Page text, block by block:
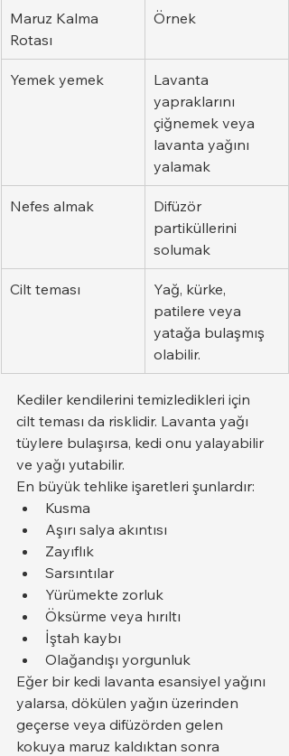
Maruz Kalma
Rotası
Örnek
Yemek yemek
Lavanta
yapraklarını
çiğnemek veya
lavanta yağını
yalamak
Nefes almak
Difüzör
partiküllerini
solumak
Cilt teması
Yağ, kürke,
patilere veya
yatağa bulaşmış
olabilir.
Kediler kendilerini temizledikleri için
cilt teması da risklidir. Lavanta yağı
tüylere bulaşırsa, kedi onu yalayabilir
ve yağı yutabilir.
En büyük tehlike işaretleri şunlardır:
Kusma
Aşırı salya akıntısı
Zayıflık
Sarsıntılar
Yürümekte zorluk
Öksürme veya hırıltı
İştah kaybı
Olağandışı yorgunluk
Eğer bir kedi lavanta esansiyel yağını
yalarsa, dökülen yağın üzerinden
geçerse veya difüzörden gelen
kokuya maruz kaldıktan sonra